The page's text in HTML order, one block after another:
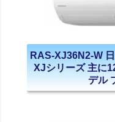
RAS-XJ36N2-W
XJシリーズ 主に
デル